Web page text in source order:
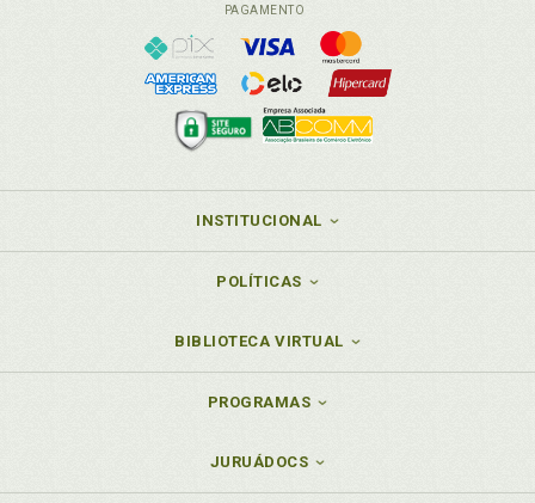
PAGAMENTO
INSTITUCIONAL
POLÍTICAS
BIBLIOTECA VIRTUAL
PROGRAMAS
JURUÁDOCS